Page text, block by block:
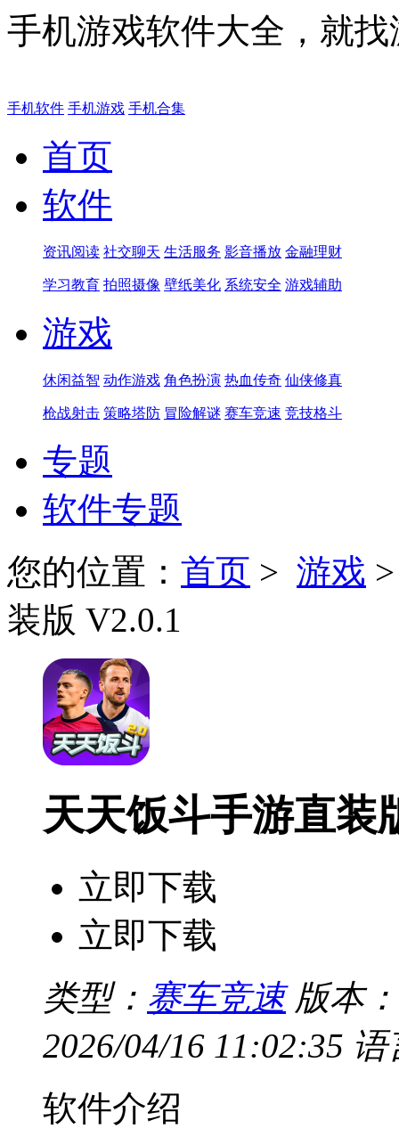
手机游戏软件大全，就
手机软件 手机游戏 手机合集
首页
软件
资讯阅读 社交聊天 生活服务 影音播放 金融理财
学习教育 拍照摄像 壁纸美化 系统安全 游戏辅助
游戏
休闲益智 动作游戏 角色扮演 热血传奇 仙侠修真
枪战射击 策略塔防 冒险解谜 赛车竞速 竞技格斗
专题
软件专题
您的位置： 首页 > 游戏
装版 V2.0.1
天天饭斗手游直装
立即下载
立即下载
类型： 赛车竞速 版本
2026/04/16 11:02:35 语
软件介绍